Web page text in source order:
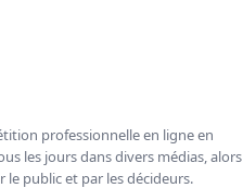
professionnelle en ligne en
les jours dans divers médias, alors
public et par les décideurs.